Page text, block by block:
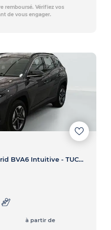
remboursé. Vérifiez vos
de vous engager.
Tucson 1.6 T-GDI 239 Hybrid BVA6 Intuitive - TUCSON Tucson 1.6 T-GDI 239 Hybrid BVA6 Intuitive
à partir de